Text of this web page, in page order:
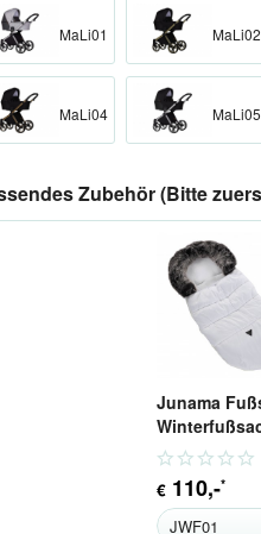
MaLi01 MaLi02
MaLi04 MaLi05
Zubehör (Bitte
Junama
€ 110,-*